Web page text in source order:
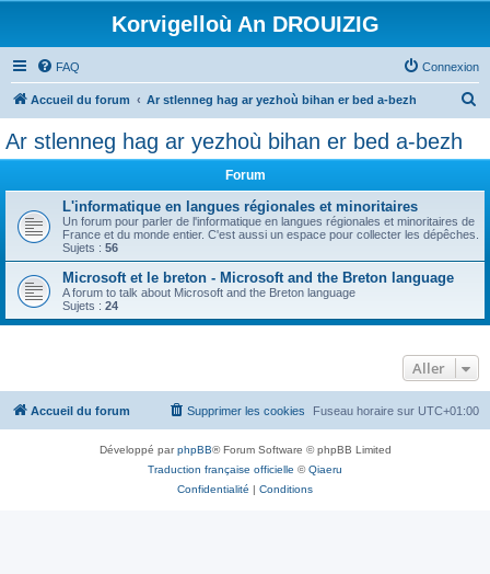
Korvigelloù An DROUIZIG
FAQ Connexion
Accueil du forum Ar stlenneg hag ar yezhoù bihan er bed a-bezh
Ar stlenneg hag ar yezhoù bihan er bed a-bezh
Forum
L'informatique en langues régionales et minoritaires
Un forum pour parler de l'informatique en langues régionales et minoritaires de
France et du monde entier. C'est aussi un espace pour collecter les dépêches.
Sujets : 56
Microsoft et le breton - Microsoft and the Breton language
A forum to talk about Microsoft and the Breton language
Sujets : 24
Aller
Accueil du forum Fuseau horaire sur UTC+01:00
Supprimer les cookies
Développé parphpBB® Forum Software © phpBB Limited
Traduction française officielle ©Qiaeru
Confidentialité | Conditions